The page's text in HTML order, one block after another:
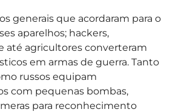
generais que acordaram para o
aparelhos; hackers,
até agricultores converteram
em armas de guerra. Tanto
russos equipam
com pequenas bombas,
para reconhecimento